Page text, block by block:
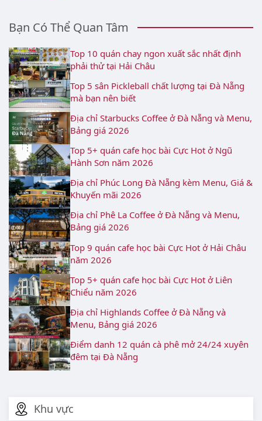
Khu vực
Bạn Có Thể Quan Tâm
Top 10 quán chay ngon xuất sắc nhất định
phải thử tại Hải Châu
Top 5 sân Pickleball chất lượng tại Đà Nẵng
mà bạn nên biết
Địa chỉ Starbucks Coffee ở Đà Nẵng và Menu,
Bảng giá 2026
Top 5+ quán cafe học bài Cực Hot ở Ngũ
Hành Sơn năm 2026
Địa chỉ Phúc Long Đà Nẵng kèm Menu, Giá &
Khuyến mãi 2026
Địa chỉ Phê La Coffee ở Đà Nẵng và Menu,
Bảng giá 2026
Top 9 quán cafe học bài Cực Hot ở Hải Châu
năm 2026
Top 5+ quán cafe học bài Cực Hot ở Liên
Chiểu năm 2026
Địa chỉ Highlands Coffee ở Đà Nẵng và
Menu, Bảng giá 2026
Điểm danh 12 quán cà phê mở 24/24 xuyên
đêm tại Đà Nẵng